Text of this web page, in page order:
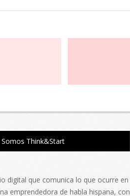
Somos Think&Start
digital que comunica lo que ocurre en
emprendedora de habla hispana, con